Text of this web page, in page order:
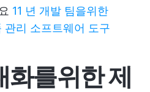
11 년 개발 팀을위한
리 소프트웨어 도구
화를위한 제